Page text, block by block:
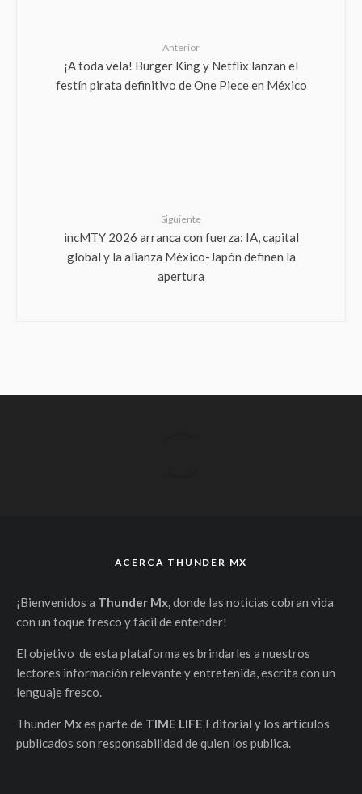
Anterior
¡A toda vela! Burger King y Netflix lanzan el
festín pirata definitivo de One Piece en México
Siguiente
incMTY 2026 arranca con fuerza: IA, capital
global y la alianza México-Japón definen la
apertura
ACERCA THUNDER MX
¡Bienvenidos a Thunder Mx,donde las noticias cobran vida
con un toque fresco y fácil de entender!
El objetivo de esta plataforma es brindarles a nuestros
lectores información relevante y entretenida, escrita con un
lenguaje fresco.
Thunder Mxes parte de TIME LIFE Editorial y los artículos
publicados son responsabilidad de quien los publica.